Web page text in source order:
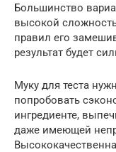
Большинство
высокой
правил его
результат будет
Муку для теста
попробовать
ингредиенте,
даже имеющей